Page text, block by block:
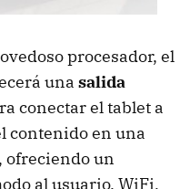
procesador, el
una salida
conectar el tablet a
contenido en una
ofreciendo un
al usuario. WiFi,